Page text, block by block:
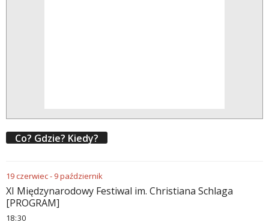
Co? Gdzie? Kiedy?
19czerwiec- 9październik
XI Międzynarodowy Festiwal im. Christiana Schlaga
[PROGRAM]
18:30